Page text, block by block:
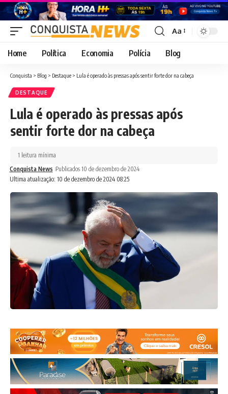
Font
Resizer
Aa
Home Política Economia Polícia Blog
Conquista > Blog > Destaque > Lula é operado às pressas após sentir forte dor na cabeça
DESTAQUE
Lula é operado às pressas após
sentir forte dor na cabeça
Ultima atualização: 10 de dezembro de 2024 08:25
Conquista News Publicados 10 de dezembro de 2024
1 leitura mínima